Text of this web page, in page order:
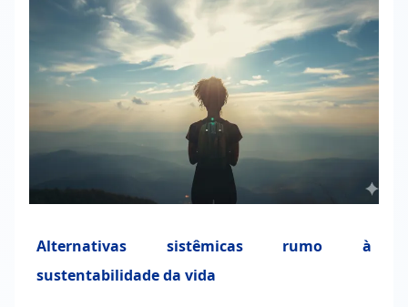
Alternativas sistêmicas rumo à
sustentabilidade da vida